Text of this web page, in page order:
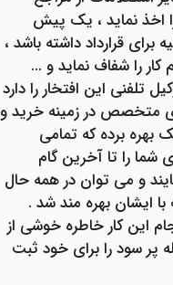
اخذ نماید ، یک پیش
برای قرارداد داشته باشد ،
کار را شفاف نماید و ...
تلفنی این افتخار را دارد
متخصص در زمینه خرید و
برده که تمامی
شما را تا آخرین گام
و می توان در همه حال
ایشان بهره مند شد .
این کار خاطره خوشی از
پر سود را برای خود ثبت